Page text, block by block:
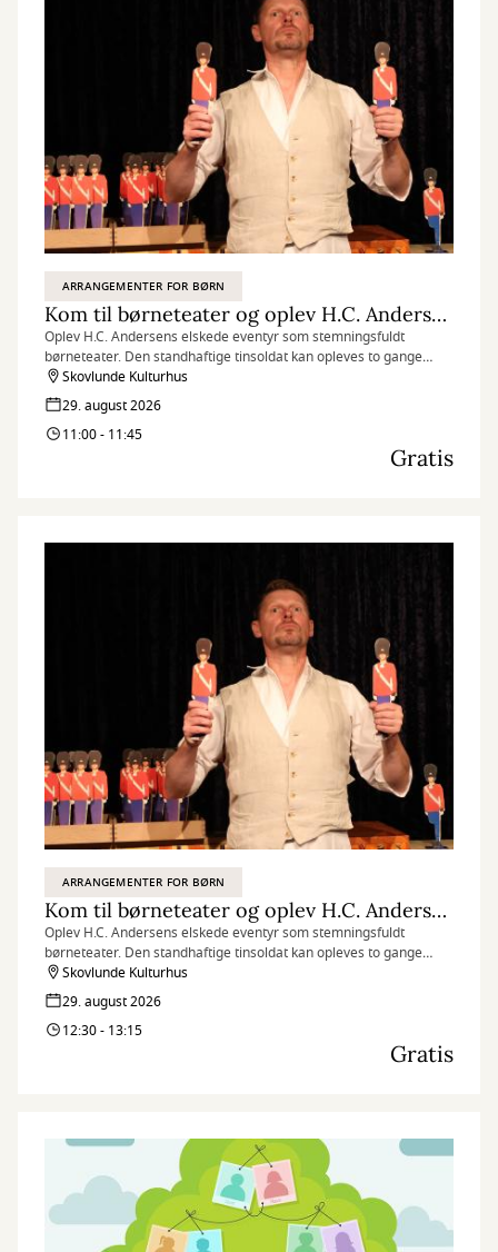
ARRANGEMENTER FOR BØRN
Kom til børneteater og oplev H.C. Andersens Den standhaftige tinsoldat
Oplev H.C. Andersens elskede eventyr som stemningsfuldt
børneteater. Den standhaftige tinsoldat kan opleves to gange
lørdag den 29. august, og herunder kan du få gratis billetter til
forestillingen kl. 11.00-11.45.
Skovlunde Kulturhus
29. august 2026
11:00 - 11:45
Gratis
ARRANGEMENTER FOR BØRN
Kom til børneteater og oplev H.C. Andersens Den standhaftige tinsoldat
Oplev H.C. Andersens elskede eventyr som stemningsfuldt
børneteater. Den standhaftige tinsoldat kan opleves to gange
lørdag den 29. august, og herunder kan du få gratis billetter til
forestillingen kl. 12.30-13.15.
Skovlunde Kulturhus
29. august 2026
12:30 - 13:15
Gratis